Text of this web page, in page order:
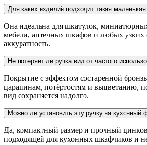
Для каких изделий подходит такая маленькая
Она идеальна для шкатулок,
мебели, аптечных шкафов и любых узких
аккуратность.
Не потеряет ли ручка вид от частого
Покрытие с эффектом состаренной
царапинам, потёртостям и выцветанию,
вид сохраняется надолго.
Можно ли установить эту ручку на кухонный
Да, компактный размер и прочный
подходящей для кухонных шкафчиков и